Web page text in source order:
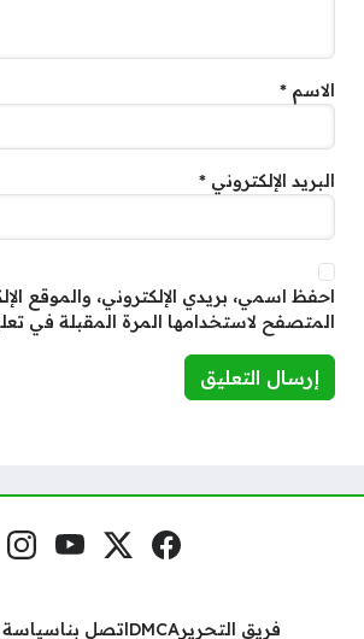
الاسم *
البريد الإلكتروني *
احفظ اسمي، بريدي الإلكتروني، والموقع
المتصفح لاستخدامها المرة المقبلة في
مواقع فيسبوكمنصة إكس
يوتيوب
فريق التحريرDMCAاتصل بنا